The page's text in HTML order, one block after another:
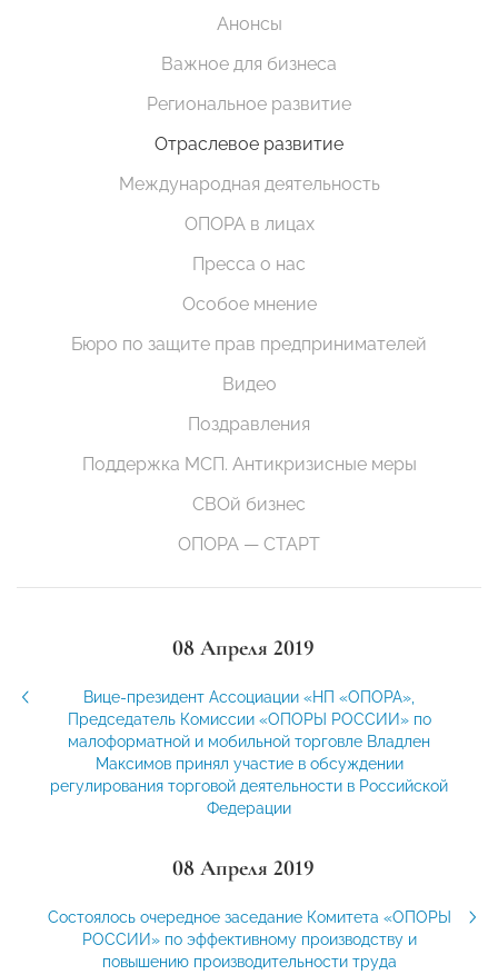
Анонсы
Важное для бизнеса
Региональное развитие
Отраслевое развитие
Международная деятельность
ОПОРА в лицах
Пресса о нас
Особое мнение
Бюро по защите прав предпринимателей
Видео
Поздравления
Поддержка МСП. Антикризисные меры
СВОй бизнес
ОПОРА — СТАРТ
08 Апреля 2019
Вице-президент Ассоциации «НП «ОПОРА»,
Председатель Комиссии «ОПОРЫ РОССИИ» по
малоформатной и мобильной торговле Владлен
Максимов принял участие в обсуждении
регулирования торговой деятельности в Российской
Федерации
08 Апреля 2019
Состоялось очередное заседание Комитета «ОПОРЫ
РОССИИ» по эффективному производству и
повышению производительности труда